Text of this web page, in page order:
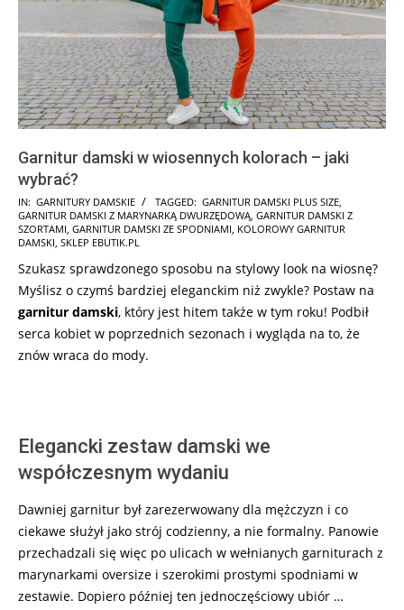
Garnitur damski w wiosennych kolorach – jaki
wybrać?
2026-
05-
09
IN: GARNITURY DAMSKIE TAGGED: GARNITUR DAMSKI PLUS SIZE,
GARNITUR DAMSKI Z MARYNARKĄ DWURZĘDOWĄ, GARNITUR DAMSKI Z
SZORTAMI, GARNITUR DAMSKI ZE SPODNIAMI, KOLOROWY GARNITUR
DAMSKI, SKLEP EBUTIK.PL
Szukasz sprawdzonego sposobu na stylowy look na wiosnę?
Myślisz o czymś bardziej eleganckim niż zwykle? Postaw na
garnitur damski, który jest hitem także w tym roku! Podbił
serca kobiet w poprzednich sezonach i wygląda na to, że
znów wraca do mody.
Elegancki zestaw damski we
współczesnym wydaniu
Dawniej garnitur był zarezerwowany dla mężczyzn i co
ciekawe służył jako strój codzienny, a nie formalny. Panowie
przechadzali się więc po ulicach w wełnianych garniturach z
marynarkami oversize i szerokimi prostymi spodniami w
zestawie. Dopiero później ten jednoczęściowy ubiór …